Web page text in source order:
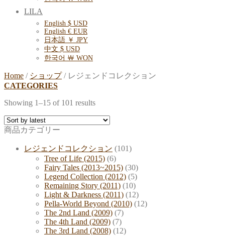
LILA
English $ USD
English € EUR
日本語 ￥ JPY
中文 $ USD
한국어 ￦ WON
Home / ショップ /レジェンドコレクション
CATEGORIES
Showing 1–15 of 101 results
商品カテゴリー
レジェンドコレクション (101)
Tree of Life (2015) (6)
Fairy Tales (2013~2015) (30)
Legend Collection (2012) (5)
Remaining Story (2011) (10)
Light & Darkness (2011) (12)
Pella-World Beyond (2010) (12)
The 2nd Land (2009) (7)
The 4th Land (2009) (7)
The 3rd Land (2008) (12)